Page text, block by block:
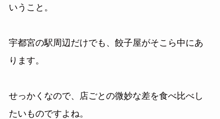
いうこと。
宇都宮の駅周辺だけでも、餃子屋がそこら中にあ
ります。
せっかくなので、店ごとの微妙な差を食べ比べし
たいものですよね。